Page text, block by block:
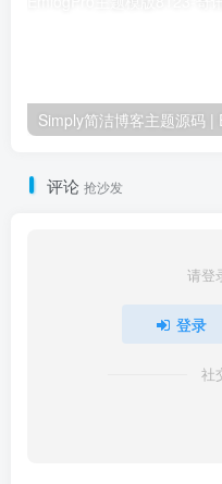
评论 抢沙发
请登
登录
社